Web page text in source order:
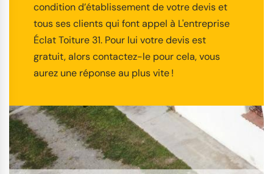
condition d’établissement de votre devis et
tous ses clients qui font appel à L'entreprise
Éclat Toiture 31. Pour lui votre devis est
gratuit, alors contactez-le pour cela, vous
aurez une réponse au plus vite !